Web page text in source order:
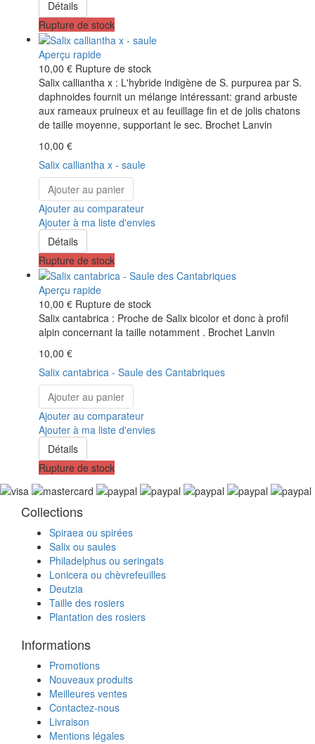
Détails
Rupture de stock
Aperçu rapide
10,00 € Rupture de stock
Salix calliantha x : L'hybride indigène de S. purpurea par S.
daphnoides fournit un mélange intéressant: grand arbuste
aux rameaux pruineux et au feuillage fin et de jolis chatons
de taille moyenne, supportant le sec. Brochet Lanvin
10,00 €
Salix calliantha x - saule
Ajouter au panier
Ajouter au comparateur
Ajouter à ma liste d'envies
Détails
Rupture de stock
Aperçu rapide
10,00 € Rupture de stock
Salix cantabrica : Proche de Salix bicolor et donc à profil
alpin concernant la taille notamment . Brochet Lanvin
10,00 €
Salix cantabrica - Saule des Cantabriques
Ajouter au panier
Ajouter au comparateur
Ajouter à ma liste d'envies
Détails
Rupture de stock
Collections
Spiraea ou spirées
Salix ou saules
Philadelphus ou seringats
Lonicera ou chèvrefeuilles
Deutzia
Taille des rosiers
Plantation des rosiers
Informations
Promotions
Nouveaux produits
Meilleures ventes
Contactez-nous
Livraison
Mentions légales